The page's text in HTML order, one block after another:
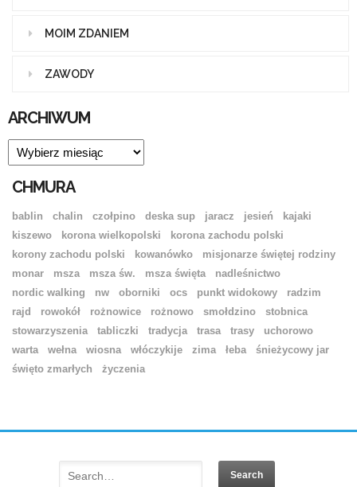
MOIM ZDANIEM
ZAWODY
ARCHIWUM
ARCHIWUM
CHMURA
bablin chalin czołpino deska sup jaracz jesień
kajaki
kiszewo
korona wielkopolski
korona zachodu polski
korony zachodu polski
kowanówko
misjonarze świętej rodziny
monar
msza msza św. msza święta
nadleśnictwo
nordic walking
nw oborniki ocs punkt widokowy
radzim
rajd
rowokół rożnowice rożnowo smołdzino
stobnica
stowarzyszenia
tabliczki tradycja trasa trasy
uchorowo
warta
wełna wiosna włóczykije zima łeba
śnieżycowy jar
święto zmarłych
życzenia